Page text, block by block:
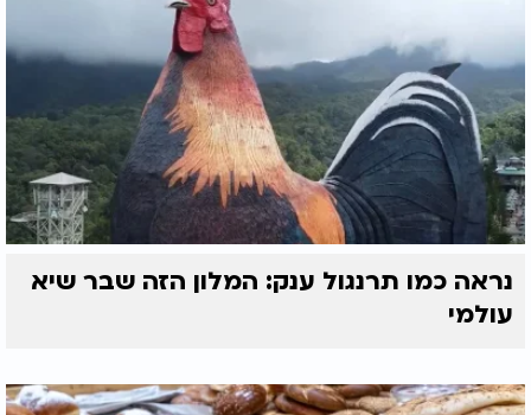
נראה כמו תרנגול ענק: המלון הזה שבר שיא
עולמי